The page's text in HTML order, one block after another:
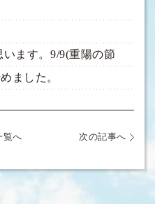
ます。9/9(重陽の節
ました。
覧へ 次の記事へ